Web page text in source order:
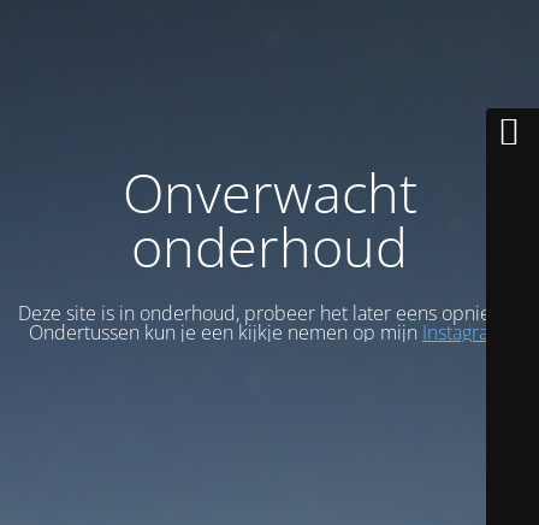
Onverwacht
onderhoud
Deze site is in onderhoud, probeer het later eens opnieuw.
Ondertussen kun je een kijkje nemen op mijn Instagram